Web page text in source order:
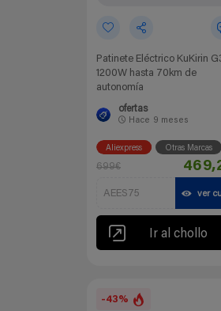
Patinete Eléctrico KuKirin
1200W hasta 70km de
autonomía
ofertas
Hace 9 meses
Aliexpress Otras Marcas
699€
AEES75 ver
Ir al chollo
-43%